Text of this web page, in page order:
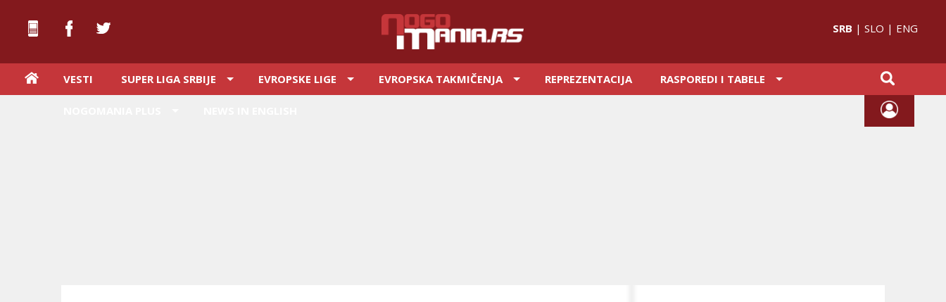
SRB | SLO | ENG
VESTI SUPER LIGA SRBIJE EVROPSKE LIGE EVROPSKA TAKMIČENJA REPREZENTACIJA RASPOREDI I TABELE